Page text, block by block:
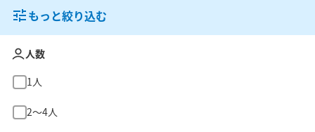
もっと絞り込む
人数
1人
2〜4人